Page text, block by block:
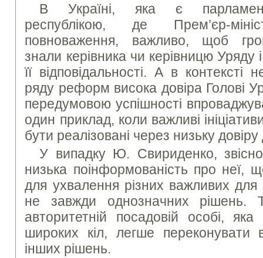
В Україні, яка є
республікою, де Прем’єр-
повноваження, важливо, щоб
знали керівника чи керівницю Уряду
її відповідальності. А в контексті
ряду реформ висока довіра Голові
передумовою успішності
один приклад, коли важливі
бути реалізовані через низьку
У випадку Ю. Свириденко,
низька поінформованість про неї,
для ухвалення різних важливих для
не завжди однозначних рішень.
авторитетній посадовій особі,
широких кіл, легше переконувати
інших рішень.